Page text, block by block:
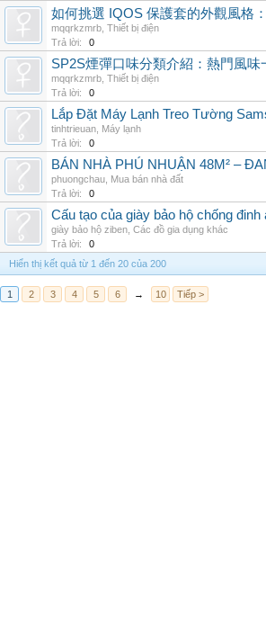
如何挑選 IQOS 保護套的外觀風格
mqqrkzmrb Thiết bị điện
Trả lời:
0
SP2S煙彈口味分類介紹：熱門風味
mqqrkzmrb Thiết bị điện
Trả lời:
0
Lắp Đặt Máy Lạnh Treo Tường
tinhtrieuan Máy lạnh
Trả lời:
0
BÁN NHÀ PHÚ NHUẬN 48M² –
phuongchau Mua bán nhà đất
Trả lời:
0
Cấu tạo của giày bảo hộ chống đinh
giày bảo hộ ziben Các đồ gia dụng khác
Trả lời:
0
Hiển thị kết quả từ 1 đến 20 của 200
1 2 3 4 5 6 → 10 Tiếp >